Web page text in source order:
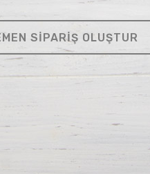
SIPARIŞ OLUŞTUR